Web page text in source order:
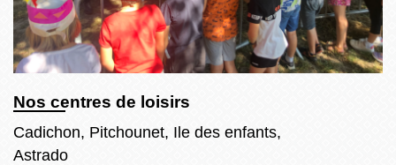
Nos centres de loisirs
Cadichon, Pitchounet, Ile des enfants,
Astrado